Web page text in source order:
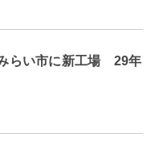
らい市に新工場 29年